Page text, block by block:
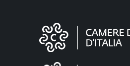
Informazioni